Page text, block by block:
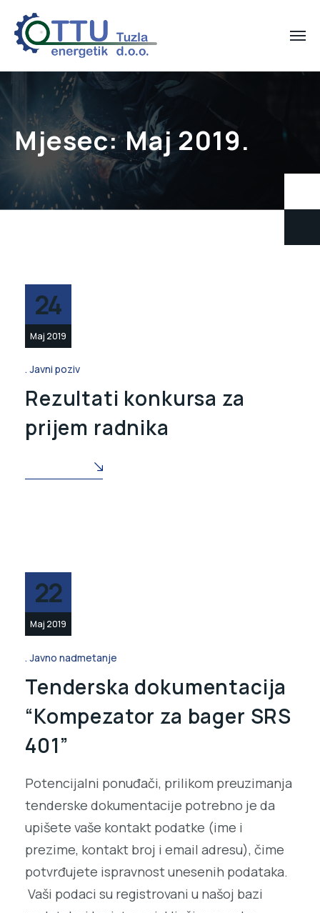
Mjesec:Maj 2019.
24
Maj 2019
Javni poziv
Rezultati konkursa za
prijem radnika
22
Maj 2019
Javno nadmetanje
Tenderska dokumentacija
“Kompezator za bager SRS
401”
Potencijalni ponuđači, prilikom preuzimanja
tenderske dokumentacije potrebno je da
upišete vaše kontakt podatke (ime i
prezime, kontakt broj i email adresu), čime
potvrđujete ispravnost unesenih podataka.
Vaši podaci su registrovani u našoj bazi